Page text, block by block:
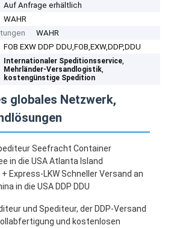
Auf Anfrage erhältlich
WAHR
WAHR
FOB EXW DDP DDU,FOB,EXW,DDP,DDU
Internationaler Speditionsservice,
Mehrländer-Versandlogistik,
kostengünstige Spedition
globales Netzwerk,
Seefracht Container
in die USA Atlanta Island
Express-LKW Schneller Versand an
in die USA DDP DDU
und Spediteur, der DDP-Versand
und kostenlosen